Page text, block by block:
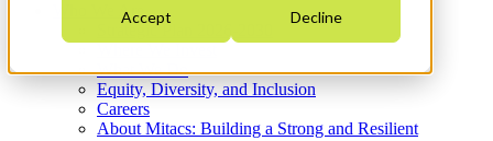
Accept Decline
Who We Are
Strategic Plan 2026-2030
What We Do
Equity, Diversity, and Inclusion
Careers
About Mitacs: Building a Strong and Resilient